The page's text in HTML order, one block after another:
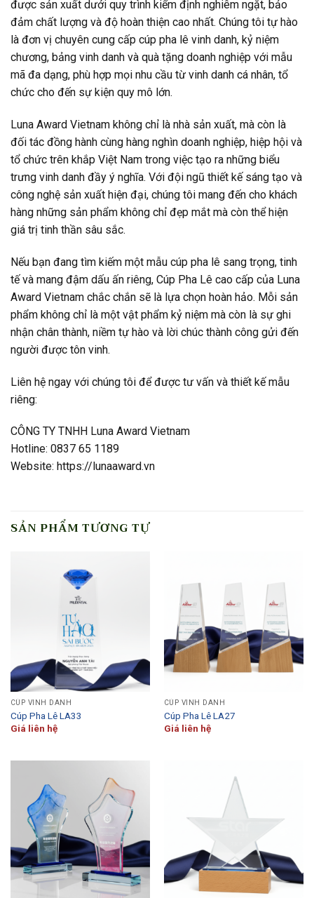
được sản xuất dưới quy trình kiểm định nghiêm ngặt, bảo
đảm chất lượng và độ hoàn thiện cao nhất. Chúng tôi tự hào
là đơn vị chuyên cung cấp cúp pha lê vinh danh, kỷ niệm
chương, bảng vinh danh và quà tặng doanh nghiệp với mẫu
mã đa dạng, phù hợp mọi nhu cầu từ vinh danh cá nhân, tổ
chức cho đến sự kiện quy mô lớn.
Luna Award Vietnam không chỉ là nhà sản xuất, mà còn là
đối tác đồng hành cùng hàng nghìn doanh nghiệp, hiệp hội và
tổ chức trên khắp Việt Nam trong việc tạo ra những biểu
trưng vinh danh đầy ý nghĩa. Với đội ngũ thiết kế sáng tạo và
công nghệ sản xuất hiện đại, chúng tôi mang đến cho khách
hàng những sản phẩm không chỉ đẹp mắt mà còn thể hiện
giá trị tinh thần sâu sắc.
Nếu bạn đang tìm kiếm một mẫu cúp pha lê sang trọng, tinh
tế và mang đậm dấu ấn riêng, Cúp Pha Lê cao cấp của Luna
Award Vietnam chắc chắn sẽ là lựa chọn hoàn hảo. Mỗi sản
phẩm không chỉ là một vật phẩm kỷ niệm mà còn là sự ghi
nhận chân thành, niềm tự hào và lời chúc thành công gửi đến
người được tôn vinh.
Liên hệ ngay với chúng tôi để được tư vấn và thiết kế mẫu
riêng:
CÔNG TY TNHH Luna Award Vietnam
Hotline: 0837 65 1189
Website: https://lunaaward.vn
SẢN PHẨM TƯƠNG TỰ
CÚP VINH DANH
Cúp Pha Lê LA33
Giá liên hệ
CÚP VINH DANH
Cúp Pha Lê LA27
Giá liên hệ